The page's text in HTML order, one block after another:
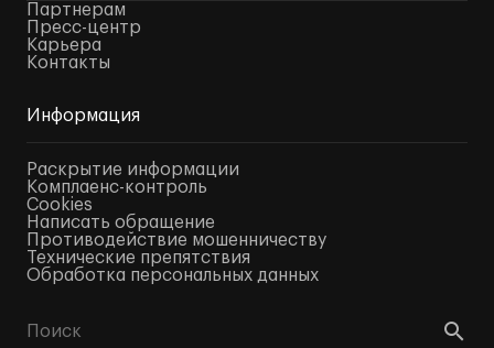
Партнерам
Пресс-центр
Карьера
Контакты
Информация
Раскрытие информации
Комплаенс-контроль
Cookies
Написать обращение
Противодействие мошенничеству
Технические препятствия
Обработка персональных данных